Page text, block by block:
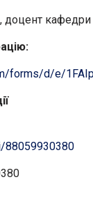
кафедри
forms/d/e/
/88059930380